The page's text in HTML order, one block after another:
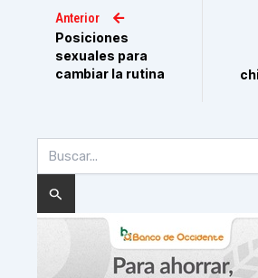
Anterior
Posiciones
sexuales para
cambiar la rutina
por: